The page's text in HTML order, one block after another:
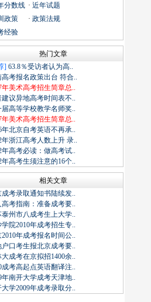
分数线 · 近年试题
政策 · 政策法规
经验
热门文章
] 63.8％受访者认为高..
高考报名政策出台 符合..
年美术高考招生简章总..
建议异地高考时间表不..
届高等学校教学名师奖..
年美术高考招生简章总..
年北京自考英语不再承..
年浙江高考人数上升 录..
年高考必读：做高考试..
年高考生须注意的16个..
相关文章
成考录取通知书陆续发..
高考指南：准备成考要..
泰州市八成考生上大学..
院2010年成考招生专..
年成考报名时间公..
户口考生报北京成考要..
成考在京拟招1400余..
成考高起点英语翻译注..
年南开大学成考天津地..
学2009年成考录取分..